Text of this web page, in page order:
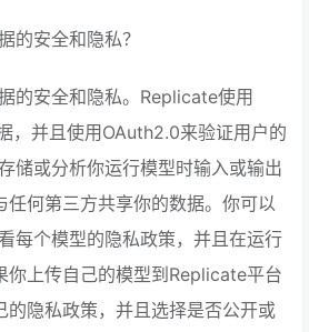
的安全和隐私？
的安全和隐私。Replicate使用
，并且使用OAuth2.0来验证用户的
储或分析你运行模型时输入或输出
任何第三方共享你的数据。你可以
每个模型的隐私政策，并且在运行
你上传自己的模型到Replicate平台
的隐私政策，并且选择是否公开或